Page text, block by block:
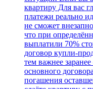
квартиру Для вас
платежи реально
не сможет
что при
выплатили 70%
договор
тем важнее
основного
погашения